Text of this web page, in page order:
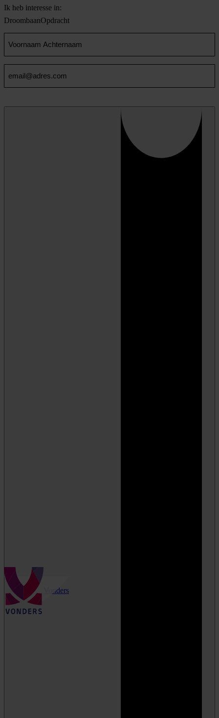
Vonders
Ik heb interesse in:
DroombaanOpdracht
en
Achternaam
(Vereist)